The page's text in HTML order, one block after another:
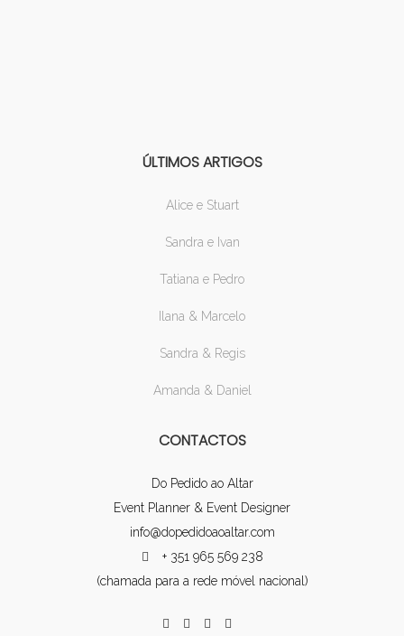
ÚLTIMOS ARTIGOS
Alice e Stuart
Sandra e Ivan
Tatiana e Pedro
Ilana & Marcelo
Sandra & Regis
Amanda & Daniel
CONTACTOS
Do Pedido ao Altar
Event Planner & Event Designer
info@dopedidoaoaltar.com
+ 351 965 569 238
(chamada para a rede móvel nacional)